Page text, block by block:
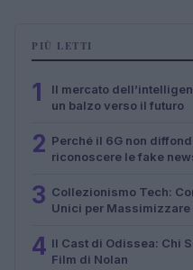
PIÙ LETTI
1
Il mercato
un balzo verso il futuro
2 Perché il 6G non
riconoscere le fake
3 Collezionismo Tech:
Unici per
4 Il Cast di Odissea: Chi
Film di Nolan